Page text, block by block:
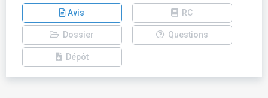
Avis RC
Dossier Questions
Dépôt